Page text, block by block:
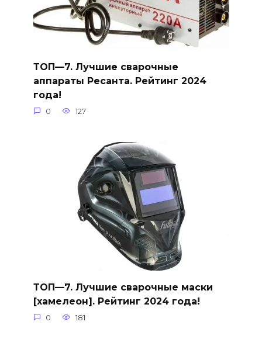
ТОП—7. Лучшие сварочные
аппараты Ресанта. Рейтинг 2024
года!
0 127
ТОП—7. Лучшие сварочные маски
[хамелеон]. Рейтинг 2024 года!
0 181